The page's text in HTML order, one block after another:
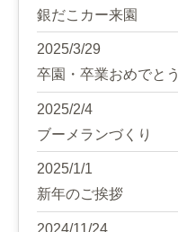
銀だこカー来園
2025/3/29
卒園・卒業おめでとう
2025/2/4
ブーメランづくり
2025/1/1
新年のご挨拶
2024/11/24